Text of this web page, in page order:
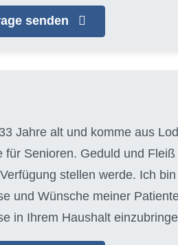
senden
Jahre alt und komme aus
für Senioren. Geduld und
stellen werde. Ich
und Wünsche meiner
in Ihrem Haushalt